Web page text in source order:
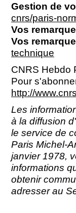
Gestion de
cnrs/paris-
Vos
Vos
technique
CNRS Hebdo
Pour
http://
Les
à la diffusion
le service de
Paris Michel-
janvier 1978,
informations
obtenir
adresser au